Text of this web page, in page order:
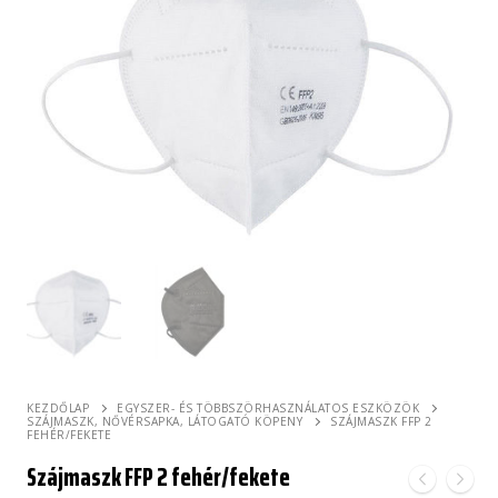
KEZDŐLAP
EGYSZER- ÉS TÖBBSZÖRHASZNÁLATOS ESZKÖZÖK
SZÁJMASZK, NŐVÉRSAPKA, LÁTOGATÓ KÖPENY
SZÁJMASZK FFP 2
FEHÉR/FEKETE
Szájmaszk FFP 2 fehér/fekete